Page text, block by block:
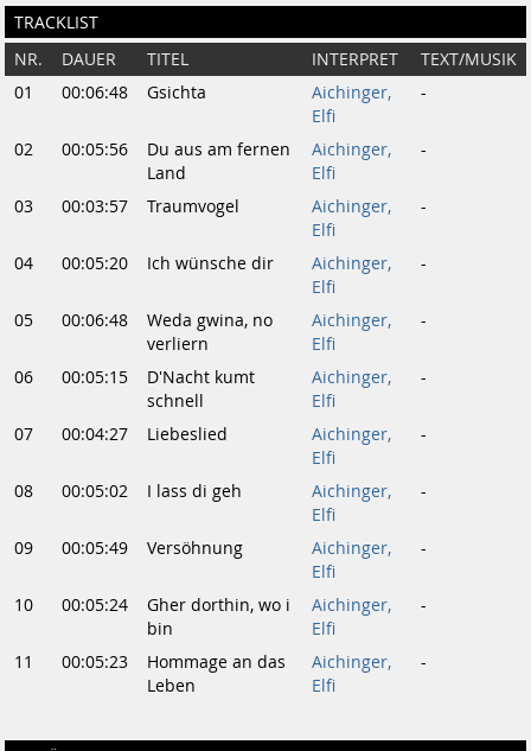
TRACKLIST
NR. DAUER TITEL INTERPRET
TEXT/MUSIK
01
00:06:48 Gsichta
Aichinger,
Elfi
-
02 00:05:56
Du aus am fernen
Land
Aichinger,
Elfi
-
03 00:03:57 Traumvogel
Aichinger,
Elfi
-
04 00:05:20 Ich wünsche dir
Aichinger,
Elfi
-
05 00:06:48
Weda gwina, no
verliern
Aichinger,
Elfi
-
06 00:05:15
D'Nacht kumt
schnell
Aichinger,
Elfi
-
07 00:04:27 Liebeslied
Aichinger,
Elfi
-
08 00:05:02 I lass di geh
Aichinger,
Elfi
-
09 00:05:49 Versöhnung
Aichinger,
Elfi
-
10 00:05:24
Gher dorthin, wo i
bin
Aichinger,
Elfi
-
11 00:05:23
Hommage an das
Leben
Aichinger,
Elfi
-